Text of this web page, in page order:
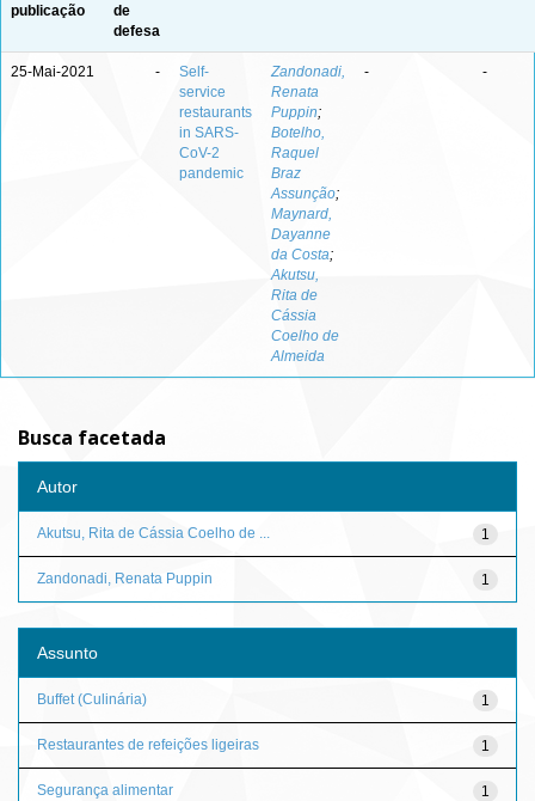
publicação
de
defesa
25-Mai-2021 -
Self-
service
restaurants
in SARS-
CoV-2
pandemic
Zandonadi,
Renata
Puppin;
Botelho,
Raquel
Braz
Assunção;
Maynard,
Dayanne
da Costa;
Akutsu,
Rita de
Cássia
Coelho de
Almeida
- -
Busca facetada
Autor
1
Akutsu, Rita de Cássia Coelho de ...
1
Zandonadi, Renata Puppin
Assunto
1
Buffet (Culinária)
1
Restaurantes de refeições ligeiras
1
Segurança alimentar